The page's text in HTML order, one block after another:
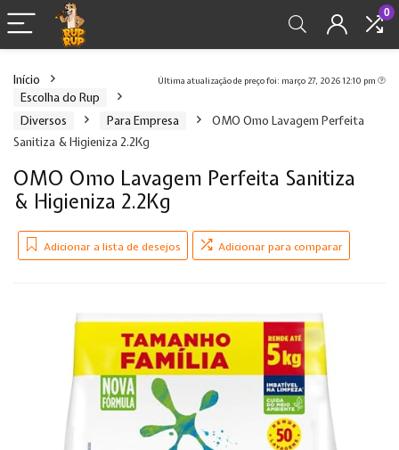
0
Última atualização de preço foi: março 27, 2026 12:10 pm
Início
Escolha do Rup
Diversos
Para Empresa
OMO Omo Lavagem Perfeita
Sanitiza & Higieniza 2.2Kg
OMO Omo Lavagem Perfeita Sanitiza
& Higieniza 2.2Kg
Adicionar a lista de desejos Adicionar para comparar